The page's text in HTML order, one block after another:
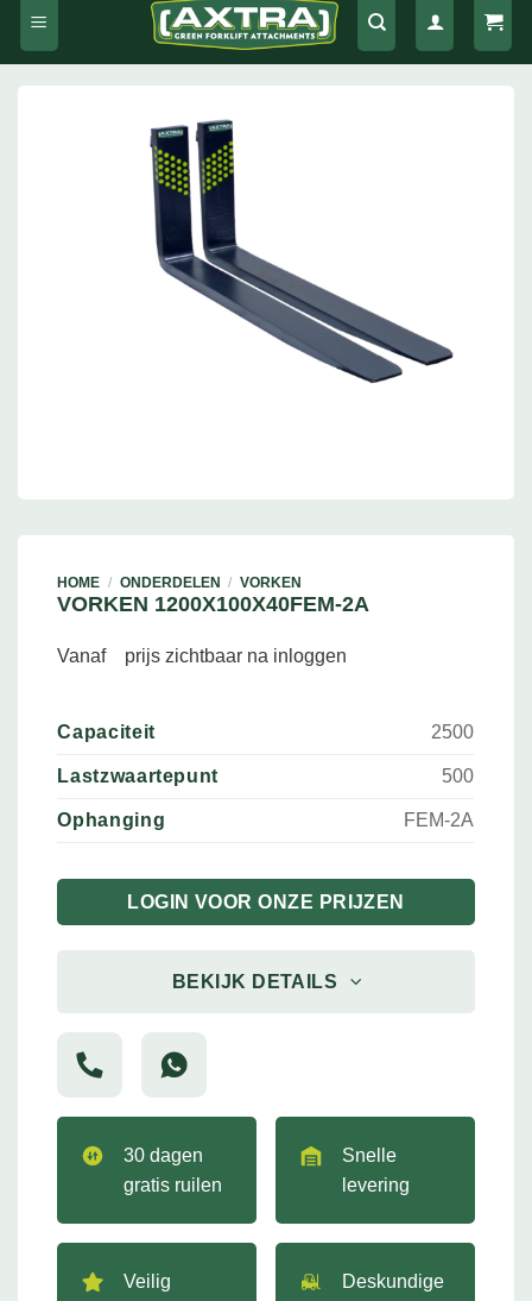
HOME / ONDERDELEN / VORKEN
VORKEN 1200X100X40FEM-2A
Vanaf prijs zichtbaar na inloggen
Capaciteit 2500
Lastzwaartepunt 500
Ophanging FEM-2A
LOGIN VOOR ONZE PRIJZEN
BEKIJK DETAILS
30 dagen
gratis ruilen
Snelle
levering
Veilig
Deskundige